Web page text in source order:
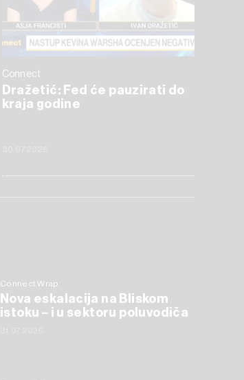
Connect
Dražetić: Fed će pauzirati do
kraja godine
Connect Wrap
Nova eskalacija na Bliskom
istoku – i u sektoru poluvodiča